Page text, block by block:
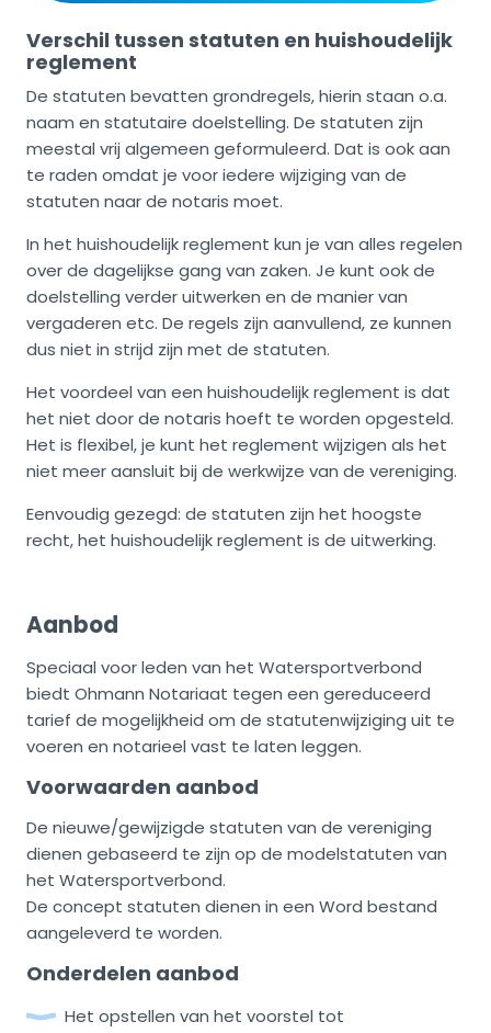
Verschil tussen statuten en huishoudelijk
reglement
De statuten bevatten grondregels, hierin staan o.a.
naam en statutaire doelstelling. De statuten zijn
meestal vrij algemeen geformuleerd. Dat is ook aan
te raden omdat je voor iedere wijziging van de
statuten naar de notaris moet.
In het huishoudelijk reglement kun je van alles regelen
over de dagelijkse gang van zaken. Je kunt ook de
doelstelling verder uitwerken en de manier van
vergaderen etc. De regels zijn aanvullend, ze kunnen
dus niet in strijd zijn met de statuten.
Het voordeel van een huishoudelijk reglement is dat
het niet door de notaris hoeft te worden opgesteld.
Het is flexibel, je kunt het reglement wijzigen als het
niet meer aansluit bij de werkwijze van de vereniging.
Eenvoudig gezegd: de statuten zijn het hoogste
recht, het huishoudelijk reglement is de uitwerking.
Aanbod
Speciaal voor leden van het Watersportverbond
biedt Ohmann Notariaat tegen een gereduceerd
tarief de mogelijkheid om de statutenwijziging uit te
voeren en notarieel vast te laten leggen.
Voorwaarden aanbod
De nieuwe/gewijzigde statuten van de vereniging
dienen gebaseerd te zijn op de modelstatuten van
het Watersportverbond.
De concept statuten dienen in een Word bestand
aangeleverd te worden.
Onderdelen aanbod
Het opstellen van het voorstel tot